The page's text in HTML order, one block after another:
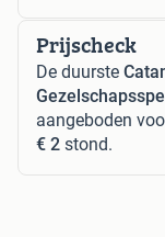
Prijscheck
De duurste
aangeboden
€ 2 stond.